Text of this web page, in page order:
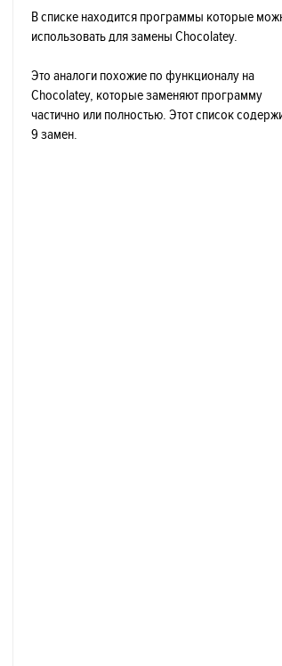
В списке находится программы которые
использовать для замены Chocolatey.
Это аналоги похожие по функционалу на
Chocolatey, которые заменяют программу
частично или полностью. Этот список
9 замен.